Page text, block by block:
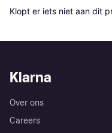
Klopt er iets niet aan dit
Klarna
Over ons
Careers